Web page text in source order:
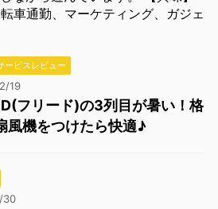
車通勤、マーケティング、ガジェ
ービスレビュー
19
フリード)の3列目が暑い！格
風機をつけたら快適♪
30